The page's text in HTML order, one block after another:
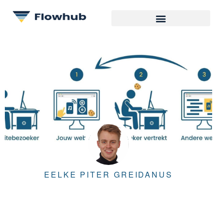
EELKE PITER GREIDANUS